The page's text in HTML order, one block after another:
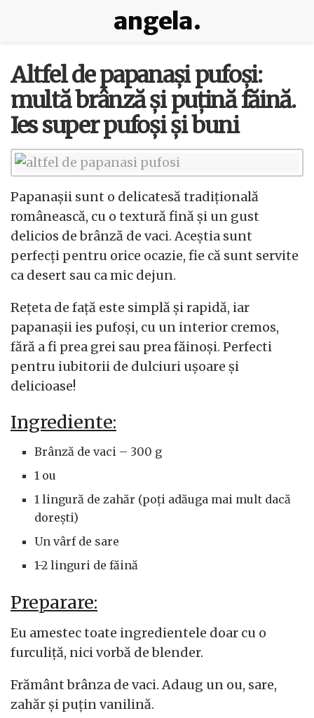
angela.
Altfel de papanași pufoși:
multă brânză și puțină făină.
Ies super pufoși și buni
Papanașii sunt o delicatesă tradițională
românească, cu o textură fină și un gust
delicios de brânză de vaci. Aceștia sunt
perfecți pentru orice ocazie, fie că sunt servite
ca desert sau ca mic dejun.
Rețeta de față este simplă și rapidă, iar
papanașii ies pufoși, cu un interior cremos,
fără a fi prea grei sau prea făinoși. Perfecti
pentru iubitorii de dulciuri ușoare și
delicioase!
Ingrediente:
Brânză de vaci – 300 g
1 ou
1 lingură de zahăr (poți adăuga mai mult dacă
dorești)
Un vârf de sare
1-2 linguri de făină
Preparare:
Eu amestec toate ingredientele doar cu o
furculiță, nici vorbă de blender.
Frământ brânza de vaci. Adaug un ou, sare,
zahăr și puțin vanilină.